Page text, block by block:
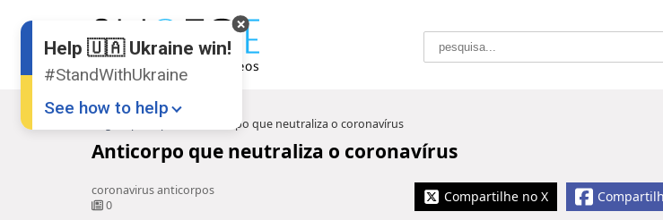
Anticorpo que neutraliza o coronavírus
Anticorpo que neutraliza o coronavírus
coronavirus anticorpos
0
Compartilhe no X
Help 🇺🇦 Ukraine win!
#StandWithUkraine
See how to help